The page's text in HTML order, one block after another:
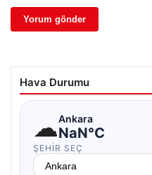
Hava Durumu
☁Ankara
NaN°C
ŞEHIR SEÇ